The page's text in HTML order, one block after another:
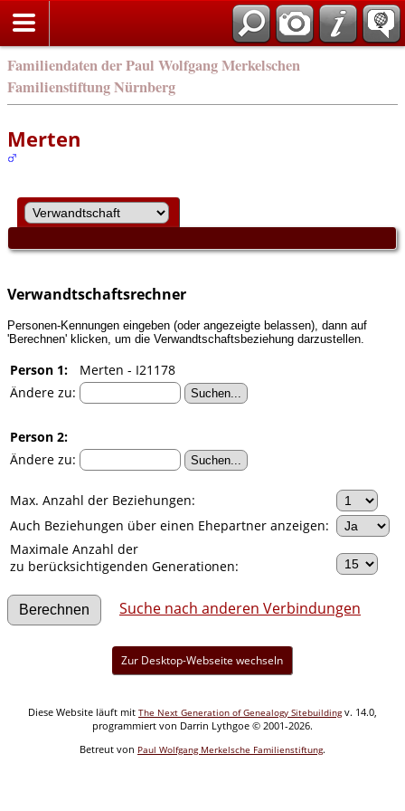
Familiendaten der Paul Wolfgang Merkelschen
Familienstiftung Nürnberg
Merten
Verwandtschaftsrechner
Personen-Kennungen eingeben (oder angezeigte belassen), dann auf
'Berechnen' klicken, um die Verwandtschaftsbeziehung darzustellen.
Person 1:
Merten - I21178
Ändere zu:
Person 2:
Ändere zu:
Max. Anzahl der Beziehungen:
Auch Beziehungen über einen Ehepartner anzeigen:
Maximale Anzahl der
zu berücksichtigenden Generationen:
Suche nach anderen Verbindungen
Zur Desktop-Webseite wechseln
Diese Website läuft mit The Next Generation of Genealogy Sitebuildingv. 14.0,
programmiert von Darrin Lythgoe © 2001-2026.
Betreut von Paul Wolfgang Merkelsche Familienstiftung.